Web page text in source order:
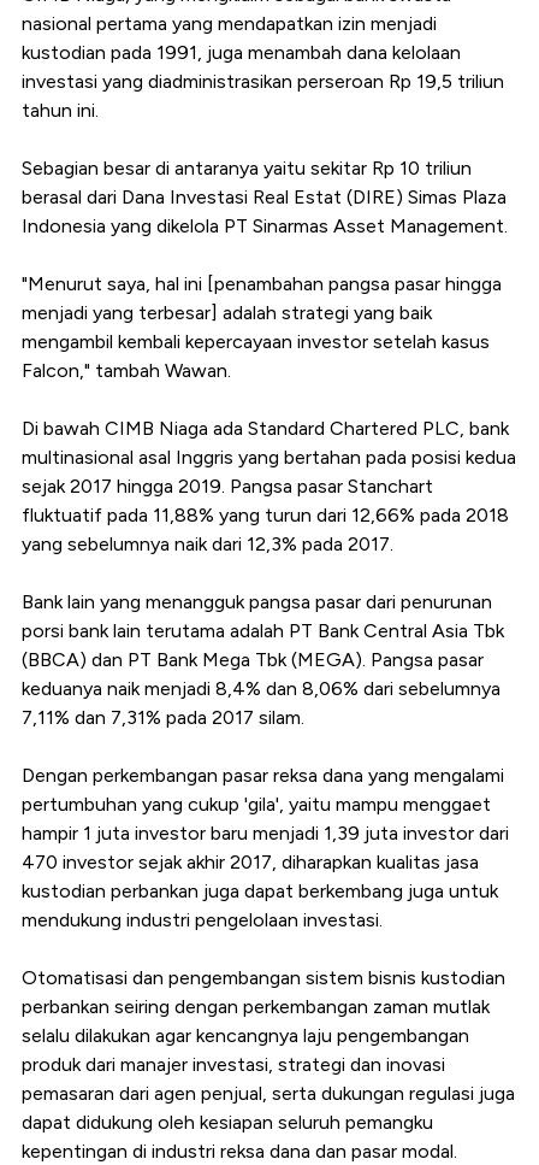
nasional pertama yang mendapatkan izin menjadi
kustodian pada 1991, juga menambah dana kelolaan
investasi yang diadministrasikan perseroan Rp 19,5 triliun
tahun ini.
Sebagian besar di antaranya yaitu sekitar Rp 10 triliun
berasal dari Dana Investasi Real Estat (DIRE) Simas Plaza
Indonesia yang dikelola PT Sinarmas Asset Management.
"Menurut saya, hal ini [penambahan pangsa pasar hingga
menjadi yang terbesar] adalah strategi yang baik
mengambil kembali kepercayaan investor setelah kasus
Falcon," tambah Wawan.
Di bawah CIMB Niaga ada Standard Chartered PLC, bank
multinasional asal Inggris yang bertahan pada posisi kedua
sejak 2017 hingga 2019. Pangsa pasar Stanchart
fluktuatif pada 11,88% yang turun dari 12,66% pada 2018
yang sebelumnya naik dari 12,3% pada 2017.
Bank lain yang menangguk pangsa pasar dari penurunan
porsi bank lain terutama adalah PT Bank Central Asia Tbk
(BBCA) dan PT Bank Mega Tbk (MEGA). Pangsa pasar
keduanya naik menjadi 8,4% dan 8,06% dari sebelumnya
7,11% dan 7,31% pada 2017 silam.
Dengan perkembangan pasar reksa dana yang mengalami
pertumbuhan yang cukup 'gila', yaitu mampu menggaet
hampir 1 juta investor baru menjadi 1,39 juta investor dari
470 investor sejak akhir 2017, diharapkan kualitas jasa
kustodian perbankan juga dapat berkembang juga untuk
mendukung industri pengelolaan investasi.
Otomatisasi dan pengembangan sistem bisnis kustodian
perbankan seiring dengan perkembangan zaman mutlak
selalu dilakukan agar kencangnya laju pengembangan
produk dari manajer investasi, strategi dan inovasi
pemasaran dari agen penjual, serta dukungan regulasi juga
dapat didukung oleh kesiapan seluruh pemangku
kepentingan di industri reksa dana dan pasar modal.